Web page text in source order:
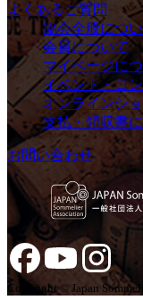
よくあるご質問
協会全般につ
会員について
マイページに
イベント・コ
オンラインシ
支払・領収書
お問い合わせ
Copyright © Japan